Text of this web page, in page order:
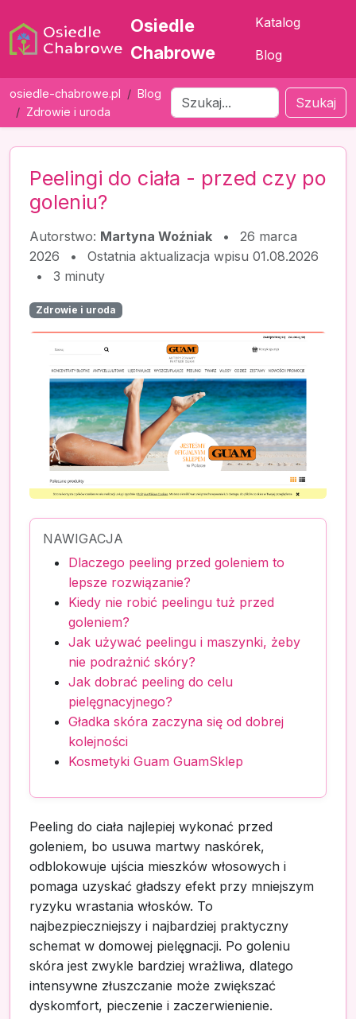
Osiedle
Chabrowe
Katalog
Blog
osiedle-chabrowe.pl
Blog
Zdrowie i uroda
Szukaj
Peelingi do ciała - przed czy po
goleniu?
Autorstwo: Martyna Woźniak •
26 marca
2026
•
Ostatnia aktualizacja wpisu 01.08.2026
•
3 minuty
Zdrowie i uroda
NAWIGACJA
Dlaczego peeling przed goleniem to
lepsze rozwiązanie?
Kiedy nie robić peelingu tuż przed
goleniem?
Jak używać peelingu i maszynki, żeby
nie podrażnić skóry?
Jak dobrać peeling do celu
pielęgnacyjnego?
Gładka skóra zaczyna się od dobrej
kolejności
Kosmetyki Guam GuamSklep
Peeling do ciała najlepiej wykonać przed
goleniem, bo usuwa martwy naskórek,
odblokowuje ujścia mieszków włosowych i
pomaga uzyskać gładszy efekt przy mniejszym
ryzyku wrastania włosków. To
najbezpieczniejszy i najbardziej praktyczny
schemat w domowej pielęgnacji. Po goleniu
skóra jest zwykle bardziej wrażliwa, dlatego
intensywne złuszczanie może zwiększać
dyskomfort, pieczenie i zaczerwienienie.